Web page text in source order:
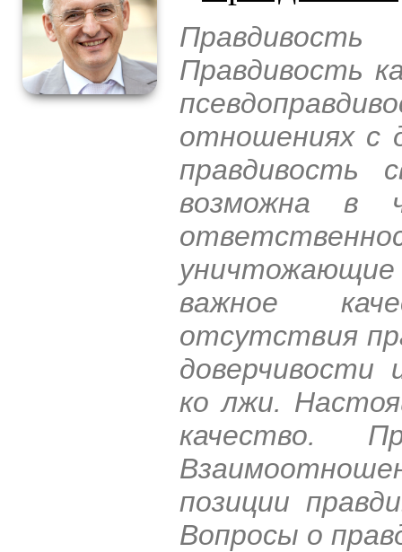
Правдивость
отношениях с
правдивость
возможна в
важное
отсутствия
ко лжи.
качество.
позиции
Вопросы о